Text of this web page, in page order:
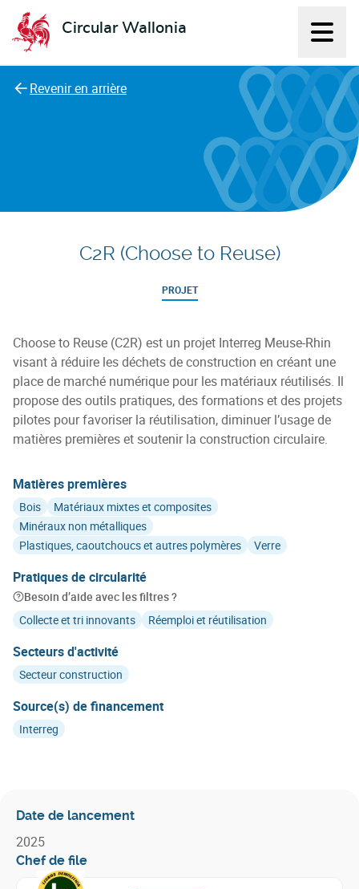
Circular Wallonia
L'économie circulaire
Revenir en arrière
C2R (Choose to Reuse)
PROJET
Choose to Reuse (C2R) est un projet Interreg Meuse-Rhin
visant à réduire les déchets de construction en créant une
place de marché numérique pour les matériaux réutilisés. Il
propose des outils pratiques, des formations et des projets
pilotes pour favoriser la réutilisation, diminuer l’usage de
matières premières et soutenir la construction circulaire.
Matières premières
Bois
Matériaux mixtes et composites
Minéraux non métalliques
Plastiques, caoutchoucs et autres polymères
Verre
Pratiques de circularité
Besoin d’aide avec les filtres ?
Collecte et tri innovants
Réemploi et réutilisation
Secteurs d'activité
Secteur construction
Source(s) de financement
Interreg
Date de lancement
2025
Chef de file